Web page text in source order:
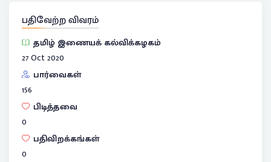
பதிவேற்ற விவரம்
தமிழ் இணையக் கல்விக்கழகம்
27 Oct 2020
பார்வைகள்
156
பிடித்தவை
0
பதிவிறக்கங்கள்
0